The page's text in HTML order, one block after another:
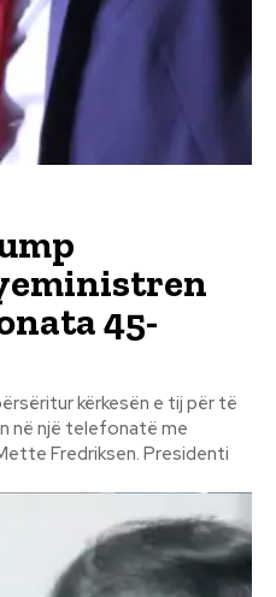
45-
kërkesën e tij për të
në një telefonatë me
Presidenti